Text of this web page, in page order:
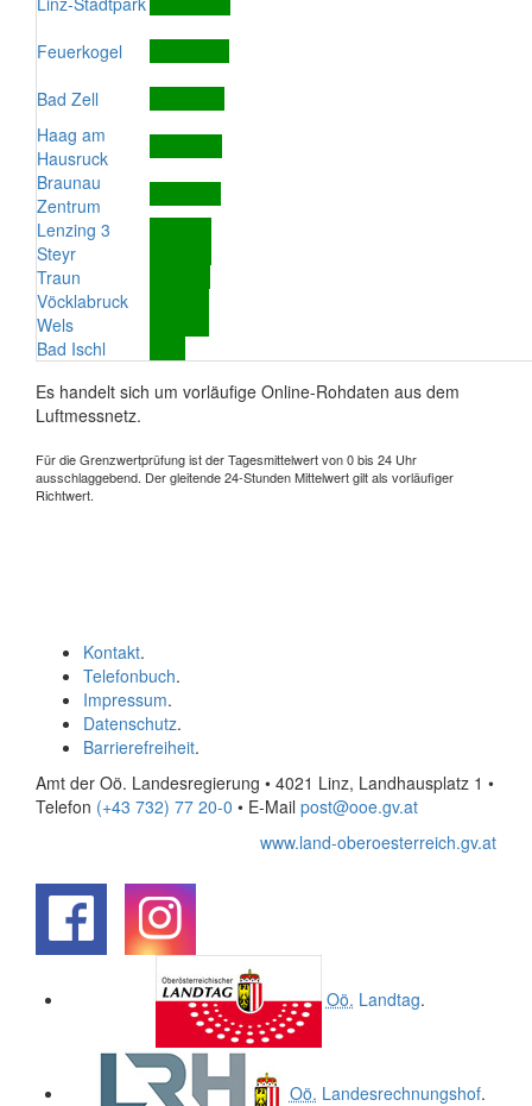
Feuerkogel
Bad Zell
Haag am
Hausruck
Braunau
Zentrum
Lenzing 3
Steyr
Traun
Vöcklabruck
Wels
Bad Ischl
Es handelt sich um vorläufige Online-Rohdaten aus dem
Luftmessnetz.
Für die Grenzwertprüfung ist der Tagesmittelwert von 0 bis 24 Uhr
ausschlaggebend. Der gleitende 24-Stunden Mittelwert gilt als vorläufiger
Richtwert.
Kontakt.
Telefonbuch.
Impressum.
Datenschutz.
Barrierefreiheit.
Amt der Oö. Landesregierung • 4021 Linz, Landhausplatz 1 •
Telefon (+43 732) 77 20-0 • E-Mail post@ooe.gv.at
www.land-oberoesterreich.gv.at
Oö. Landtag.
Oö. Landesrechnungshof.